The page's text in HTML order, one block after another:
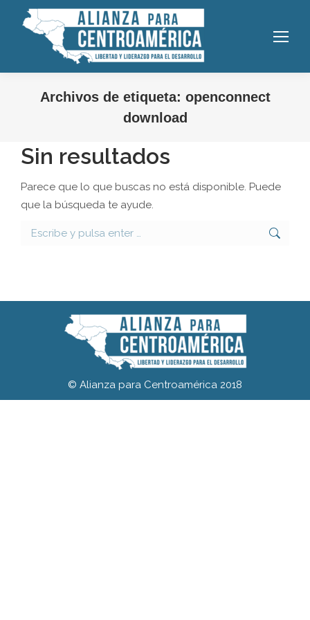
Archivos de etiqueta: openconnect
download
Sin resultados
Parece que lo que buscas no está disponible. Puede
que la búsqueda te ayude.
Buscar:
© Alianza para Centroamérica 2018